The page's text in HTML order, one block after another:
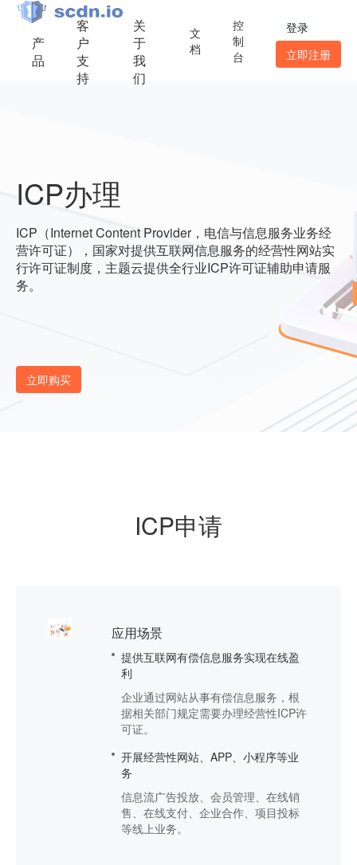
产
品
客
户
支
持
关
于
我
们
文
档
控
制
台
登录
立即注册
ICP办理
ICP（Internet Content Provider，电信与信息服务业务经
营许可证），国家对提供互联网信息服务的经营性网站实
行许可证制度，主题云提供全行业ICP许可证辅助申请服
务。
立即购买
ICP申请
应用场景
提供互联网有偿信息服务实现在线盈
利
企业通过网站从事有偿信息服务，根
据相关部门规定需要办理经营性ICP许
可证。
开展经营性网站、APP、小程序等业
务
信息流广告投放、会员管理、在线销
售、在线支付、企业合作、项目投标
等线上业务。